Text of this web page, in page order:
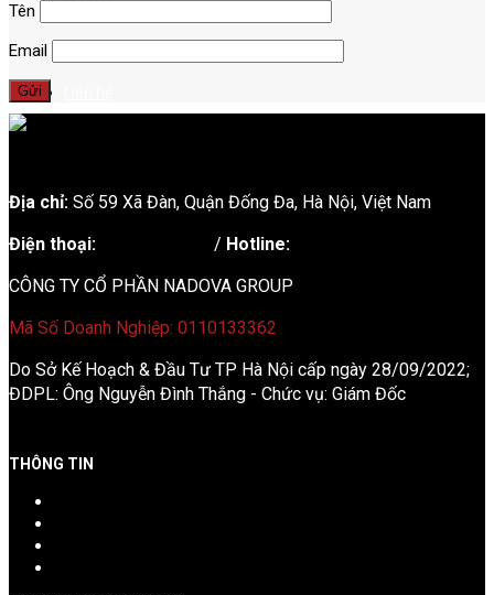
Tên
Email
Địa chỉ: Số 59 Xã Đàn, Quận Đống Đa, ​​Hà Nội, Việt Nam
Điện thoại:
/ Hotline:
CÔNG TY CỔ PHẦN NADOVA GROUP
Mã Số Doanh Nghiệp: 0110133362
Do Sở Kế Hoạch & Đầu Tư TP Hà Nội cấp ngày 28/09/2022;
ĐDPL: Ông Nguyễn Đình Thắng - Chức vụ: Giám Đốc
THÔNG TIN